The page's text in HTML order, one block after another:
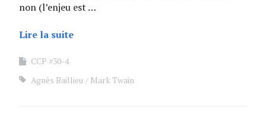
non (l’enjeu est …
Lire la suite
CCP #30-4
Agnès Baillieu
Mark Twain